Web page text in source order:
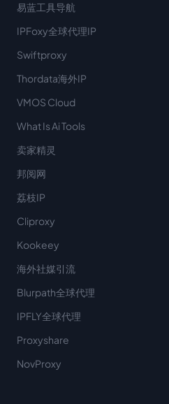
易蓝工具导航
IPFoxy全球代理IP
Swiftproxy
Thordata海外IP
VMOS Cloud
What Is Ai Tools
卖家精灵
邦阅网
荔枝IP
Cliproxy
Kookeey
海外社媒引流
Blurpath全球代理
IPFLY全球代理
Proxyshare
NovProxy